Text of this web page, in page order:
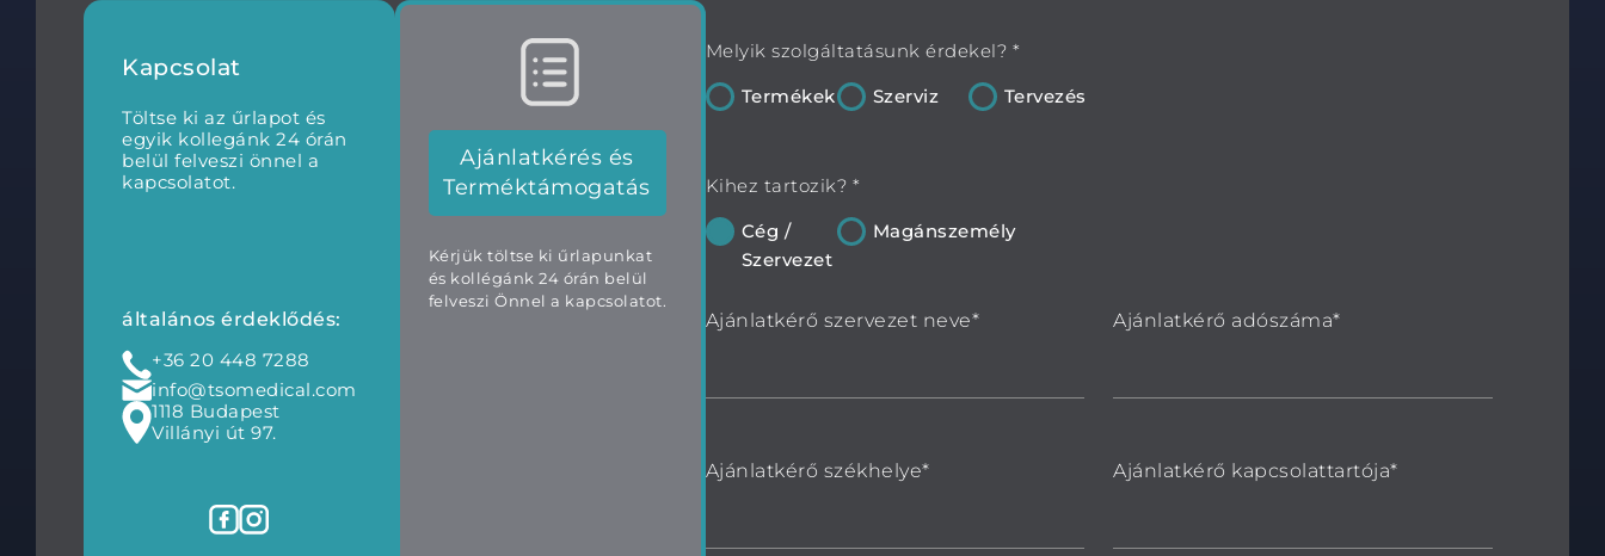
Kapcsolat
Töltse ki az űrlapot és
egyik kollegánk 24 órán
belül felveszi önnel a
kapcsolatot.
általános érdeklődés:
+36 20 448 7288
info@tsomedical.com
1118 Budapest
Villányi út 97.
Ajánlatkérés és
Terméktámogatás
Kérjük töltse ki űrlapunkat
és kollégánk 24 órán belül
felveszi Önnel a kapcsolatot.
Melyik szolgáltatásunk érdekel? *
Termékek
Szerviz Tervezés
Kihez tartozik? *
Cég /
Szervezet
Magánszemély
Ajánlatkérő szervezet neve* Ajánlatkérő adószáma*
Ajánlatkérő székhelye* Ajánlatkérő kapcsolattartója*